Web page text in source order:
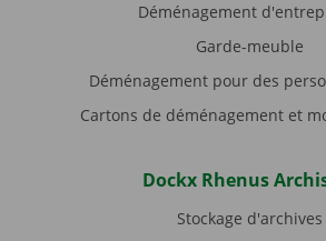
Déménagement
Garde-meuble
Déménagement pour des
Cartons de déménagement et
Dockx Rhenus
Stockage d'archives